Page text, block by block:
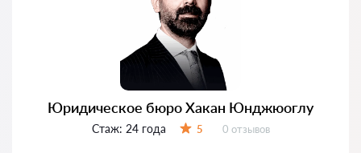
Юридическое бюро Хакан Юнджюоглу
Стаж: 24 года 5 Отзывов:
0 отзывов